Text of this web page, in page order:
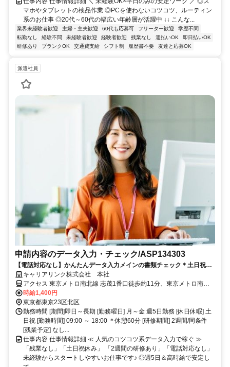
マホやタブレットの検品作業 ◎PCを使わないコツコツ、ルーティン
系のお仕事 ◎20代～60代の幅広い年齢層が活躍中 ↓↓ こんな...
業界未経験者歓迎 主婦・主夫歓迎 60代も応募可 フリーター歓迎
学歴不問
転勤なし
経験不問 未経験者歓迎 経験者歓迎 残業なし 週払いOK
即日払いOK
研修あり
ブランクOK 交通費支給 シフト制 履歴書不要 友達と応募OK
派遣社員
申請内容のデータ入力・チェック/ASP134303
【電話対応なし】かんたんデータ入力メインの書類チェック＊土日祝休
み<月収22.4万円>
キャリアリンク株式会社 本社
アクセス 東京メトロ南北線 志茂1番口徒歩約11分、東京メトロ南北
線 王子神谷エレベータ出入口徒歩約12分、ＪＲ京浜東北線 東十条北
口徒歩約13分 南北線 志茂駅 徒歩7分 南北線 王子神谷駅 徒歩11分 JR
線 東十条駅 徒歩18分 JR線 赤羽駅 バス10分 都営バス赤羽駅東口「豊
島5丁目団地行き」約10分。「北車庫」下車。
時給1,400円
東京都東京23区北区
勤務時間 [期間]即日～長期 [勤務曜日] 月～金 週5日勤務 [休日休暇] 土
日祝 [勤務時間] 09:00 ～ 18:00 ＊休憩60分 [研修期間] 2週間/同条件
[残業予定] なし...
仕事内容 仕事情報詳細 ≪ 人気のコツコツ系データ入力で稼ぐ ≫
「残業なし」「土日祝休み」 「2週間の研修あり」「電話対応なし」
未経験からスタートしやすいお仕事です♪ ◎週5日＆高時給で安定し